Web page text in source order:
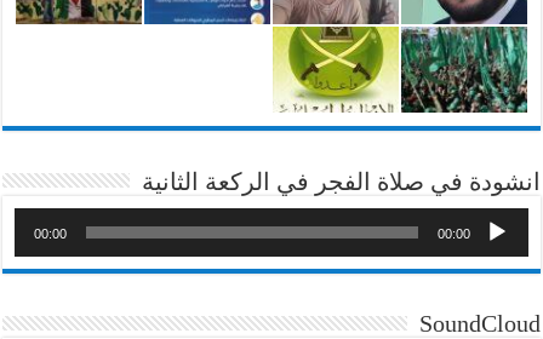
انشودة في صلاة الفجر في الركعة الثانية
00:00
00:00
SoundCloud